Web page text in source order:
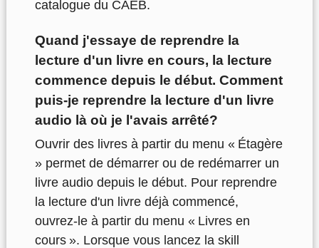
catalogue du CAÉB.
Quand j'essaye de reprendre la
lecture d'un livre en cours, la lecture
commence depuis le début. Comment
puis-je reprendre la lecture d'un livre
audio là où je l'avais arrêté?
Ouvrir des livres à partir du menu « Étagère
» permet de démarrer ou de redémarrer un
livre audio depuis le début. Pour reprendre
la lecture d'un livre déjà commencé,
ouvrez-le à partir du menu « Livres en
cours ». Lorsque vous lancez la skill